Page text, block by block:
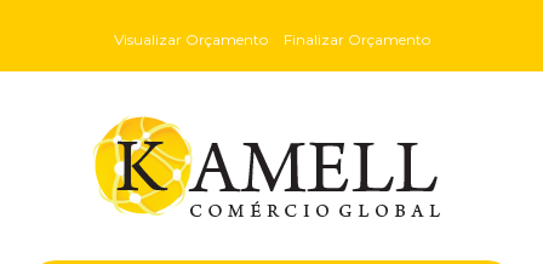
Visualizar Orçamento Finalizar Orçamento